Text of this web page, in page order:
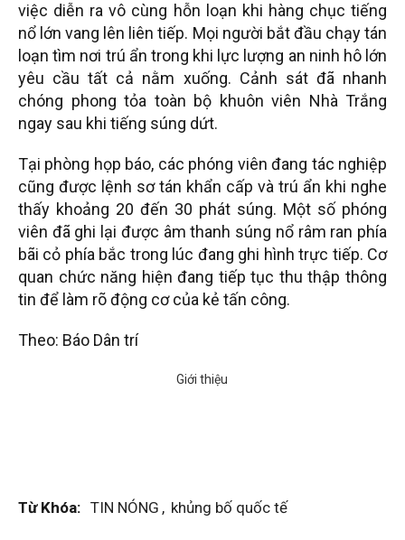
việc diễn ra vô cùng hỗn loạn khi hàng chục tiếng
nổ lớn vang lên liên tiếp. Mọi người bắt đầu chạy tán
loạn tìm nơi trú ẩn trong khi lực lượng an ninh hô lớn
yêu cầu tất cả nằm xuống. Cảnh sát đã nhanh
chóng phong tỏa toàn bộ khuôn viên Nhà Trắng
ngay sau khi tiếng súng dứt.
Tại phòng họp báo, các phóng viên đang tác nghiệp
cũng được lệnh sơ tán khẩn cấp và trú ẩn khi nghe
thấy khoảng 20 đến 30 phát súng. Một số phóng
viên đã ghi lại được âm thanh súng nổ râm ran phía
bãi cỏ phía bắc trong lúc đang ghi hình trực tiếp. Cơ
quan chức năng hiện đang tiếp tục thu thập thông
tin để làm rõ động cơ của kẻ tấn công.
Theo: Báo Dân trí
Từ Khóa: TIN NÓNG , khủng bố quốc tế